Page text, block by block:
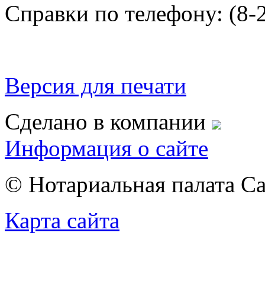
Справки по телефону:
Версия для печати
Сделано в компании
Информация о сайте
© Нотариальная палата
Карта сайта